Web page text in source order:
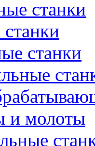
станки
станки
и молоты